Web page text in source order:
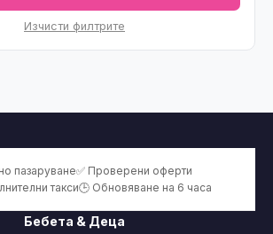
Изчисти филтрите
пазаруване✅ Проверени оферти
такси🕒 Обновяване на 6 часа
Бебета & Деца